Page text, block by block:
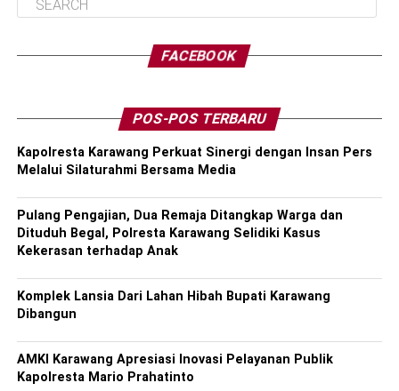
FACEBOOK
POS-POS TERBARU
Kapolresta Karawang Perkuat Sinergi dengan Insan Pers
Melalui Silaturahmi Bersama Media
Pulang Pengajian, Dua Remaja Ditangkap Warga dan
Dituduh Begal, Polresta Karawang Selidiki Kasus
Kekerasan terhadap Anak
Komplek Lansia Dari Lahan Hibah Bupati Karawang
Dibangun
AMKI Karawang Apresiasi Inovasi Pelayanan Publik
Kapolresta Mario Prahatinto